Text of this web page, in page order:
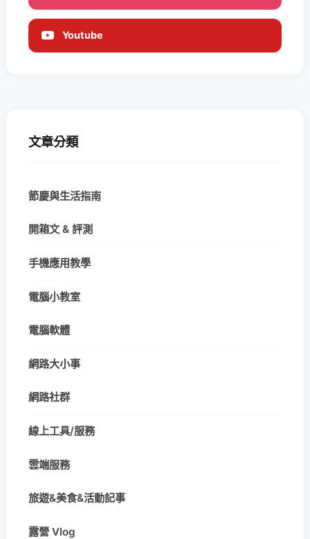
Youtube
文章分類
節慶與生活指南
開箱文 & 評測
手機應用教學
電腦小教室
電腦軟體
網路大小事
網路社群
線上工具/服務
雲端服務
旅遊&美食&活動記事
露營 Vlog